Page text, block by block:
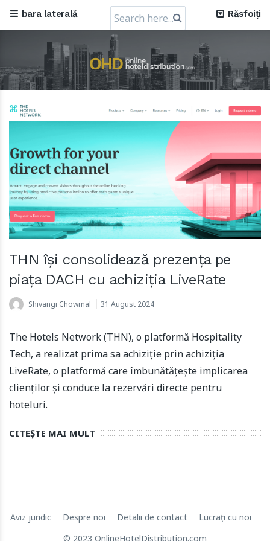
în cloud, obține o evaluare de 1,2 miliarde USD
30 July 2024
Creștere de capital de 72 de milioane de dolari a
RateGain: Un salt strategic către dominația globală
11 July 2024
Apartool obține o finanțare de 5,5 milioane de euro
pentru a stimula expansiunea internațională
22 March 2024
bara laterală
Search
for:
Răsfoiți
THN își consolidează prezența pe
piața DACH cu achiziția LiveRate
Shivangi Chowmal 31 August 2024
The Hotels Network (THN), o platformă Hospitality
Tech, a realizat prima sa achiziție prin achiziția
LiveRate, o platformă care îmbunătățește implicarea
clienților și conduce la rezervări directe pentru
hoteluri.
CITEȘTE MAI MULT
Aviz juridic Despre noi Detalii de contact
Lucrați cu noi
© 2023 OnlineHotelDistribution.com